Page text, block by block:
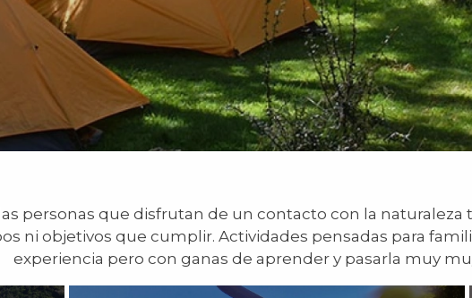
personas que disfrutan de un contacto con la naturaleza
ni objetivos que cumplir. Actividades pensadas para
experiencia pero con ganas de aprender y pasarla muy